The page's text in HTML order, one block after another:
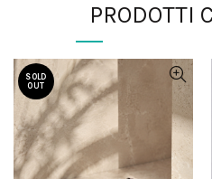
PRODOTTI
SOLD
OUT